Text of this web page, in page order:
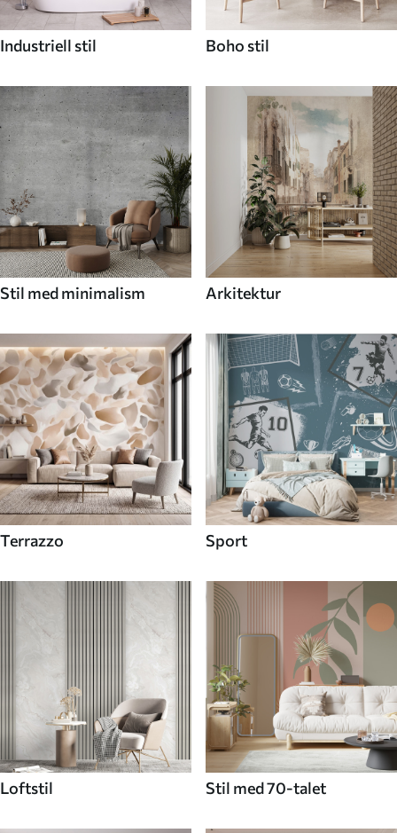
Industriell stil Boho stil
Stil med minimalism Arkitektur
Terrazzo Sport
Loftstil Stil med 70-talet